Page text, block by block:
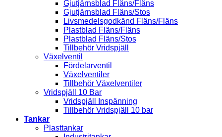
Gjutjärnsblad Fläns/Fläns
Gjutjärnsblad Fläns/Stos
Livsmedelsgodkänd Fläns/Fläns
Plastblad Fläns/Fläns
Plastblad Fläns/Stos
Tillbehör Vridspjäll
Växelventil
Fördelarventil
Växelventiler
Tillbehör Växelventiler
Vridspjäll 10 Bar
Vridspjäll Inspänning
Tillbehör Vridspjäll 10 bar
Tankar
Plasttankar